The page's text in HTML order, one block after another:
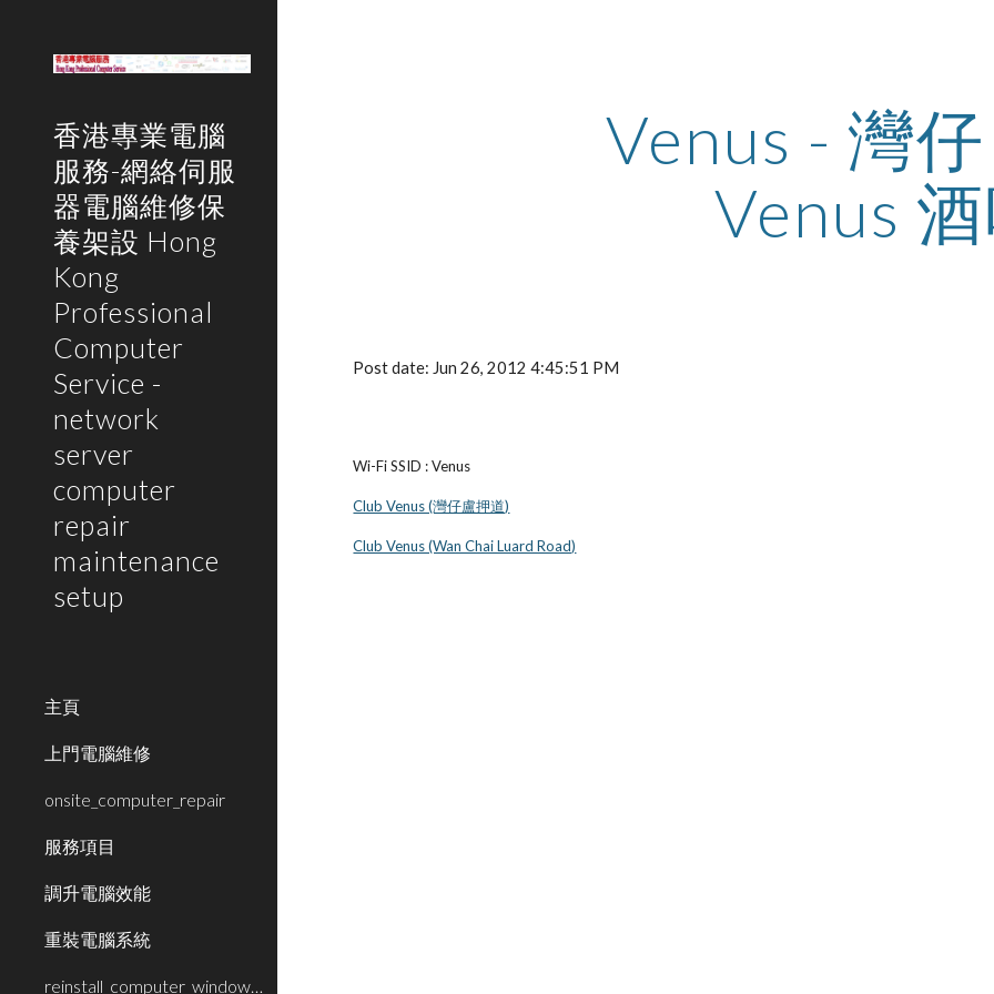
香港專業電腦
服務-網絡伺服
器電腦維修保
養架設 Hong
Kong
Professional
Computer
Service -
network
server
computer
repair
maintenance
setup
主頁
上門電腦維修
onsite_computer_repair
服務項目
調升電腦效能
重裝電腦系統
Venus - 灣
Venus
Post date: Jun 26, 2012 4:45:51 PM
Wi-Fi SSID : Venus
Club Venus (灣仔盧押道)
Club Venus (Wan Chai Luard Road)